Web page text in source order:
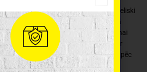
dārza statīvs puķu podiem. Lieliski
skaists dekoratīvs elements, bet tajā
statīva funkciju. Piemērots lietošanai
augu audzēšanai. Puķu podu statīvs ir
sala noturīgs (līdz -20 grādiem pēc